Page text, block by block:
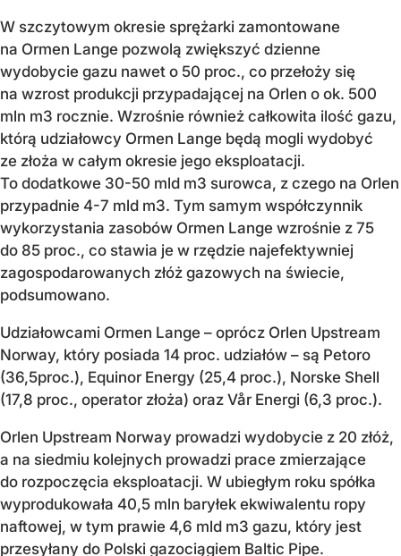
W szczytowym okresie sprężarki zamontowane
na Ormen Lange pozwolą zwiększyć dzienne
wydobycie gazu nawet o 50 proc., co przełoży się
na wzrost produkcji przypadającej na Orlen o ok. 500
mln m3 rocznie. Wzrośnie również całkowita ilość gazu,
którą udziałowcy Ormen Lange będą mogli wydobyć
ze złoża w całym okresie jego eksploatacji.
To dodatkowe 30-50 mld m3 surowca, z czego na Orlen
przypadnie 4-7 mld m3. Tym samym współczynnik
wykorzystania zasobów Ormen Lange wzrośnie z 75
do 85 proc., co stawia je w rzędzie najefektywniej
zagospodarowanych złóż gazowych na świecie,
podsumowano.
Udziałowcami Ormen Lange – oprócz Orlen Upstream
Norway, który posiada 14 proc. udziałów – są Petoro
(36,5proc.), Equinor Energy (25,4 proc.), Norske Shell
(17,8 proc., operator złoża) oraz Vår Energi (6,3 proc.).
Orlen Upstream Norway prowadzi wydobycie z 20 złóż,
a na siedmiu kolejnych prowadzi prace zmierzające
do rozpoczęcia eksploatacji. W ubiegłym roku spółka
wyprodukowała 40,5 mln baryłek ekwiwalentu ropy
naftowej, w tym prawie 4,6 mld m3 gazu, który jest
przesyłany do Polski gazociągiem Baltic Pipe.